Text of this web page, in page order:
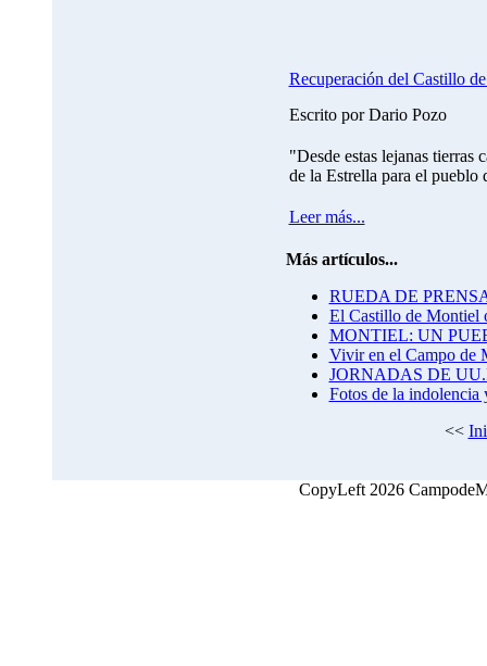
Recuperación del Castillo
Escrito por Dario Pozo
"Desde estas lejanas tierras
de la Estrella para el pueblo
Leer más...
Más artículos...
RUEDA DE
El Castillo de Montiel
MONTIEL: UN
Vivir en el Campo de
JORNADAS DE
Fotos de la indolencia
<<
CopyLeft 2026